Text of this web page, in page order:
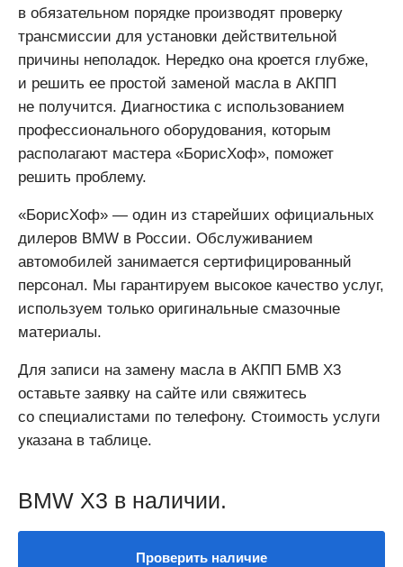
в обязательном порядке производят проверку
трансмиссии для установки действительной
причины неполадок. Нередко она кроется глубже,
и решить ее простой заменой масла в АКПП
не получится. Диагностика с использованием
профессионального оборудования, которым
располагают мастера «БорисХоф», поможет
решить проблему.
«БорисХоф» — один из старейших официальных
дилеров BMW в России. Обслуживанием
автомобилей занимается сертифицированный
персонал. Мы гарантируем высокое качество услуг,
используем только оригинальные смазочные
материалы.
Для записи на замену масла в АКПП БМВ Х3
оставьте заявку на сайте или свяжитесь
со специалистами по телефону. Стоимость услуги
указана в таблице.
BMW X3 в наличии.
Проверить наличие